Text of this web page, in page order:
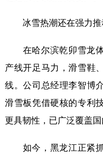
冰雪热潮还在强力推
在哈尔滨乾卯雪龙体
产线开足马力，滑雪鞋
线。公司总经理李智博
滑雪板凭借硬核的专利
更具韧性，已广泛覆盖国
如今，黑龙江正紧抓